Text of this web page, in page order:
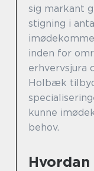
sig markant
stigning i
inden for
erhvervsjura
Holbæk
kunne
behov.